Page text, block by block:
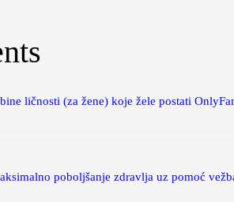
ličnosti (za žene) koje žele postati
poboljšanje zdravlja uz pomoć